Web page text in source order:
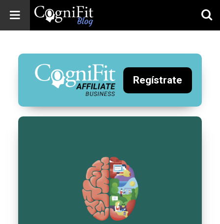
Blog: Brain
Health
News
Brain Training,
Mental Health, and
Wellness
Regístrate